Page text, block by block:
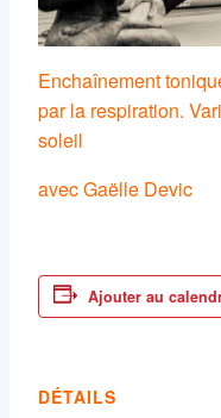
Enchaînement
par la respiration.
soleil
avec Gaëlle Devic
Ajouter au
DÉTAILS